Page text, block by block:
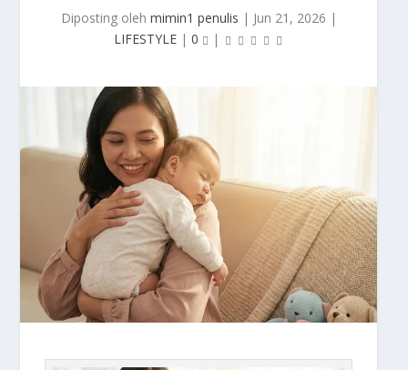
Diposting oleh mimin1 penulis | Jun 21, 2026 |
LIFESTYLE | 0 |